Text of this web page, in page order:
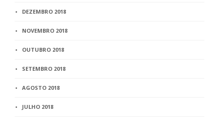
DEZEMBRO 2018
NOVEMBRO 2018
OUTUBRO 2018
SETEMBRO 2018
AGOSTO 2018
JULHO 2018